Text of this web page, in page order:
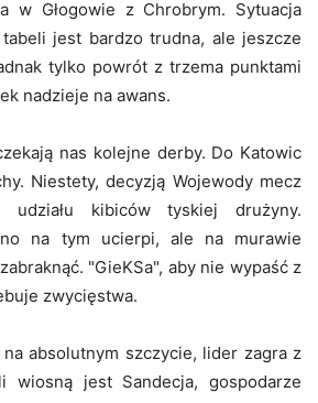
w Głogowie z Chrobrym. Sytuacja
jest bardzo trudna, ale jeszcze
tylko powrót z trzema punktami
nadzieje na awans.
nas kolejne derby. Do Katowic
Niestety, decyzją Wojewody mecz
kibiców tyskiej drużyny.
na tym ucierpi, ale na murawie
"GieKSa", aby nie wypaść z
zwycięstwa.
absolutnym szczycie, lider zagra z
wiosną jest Sandecja, gospodarze